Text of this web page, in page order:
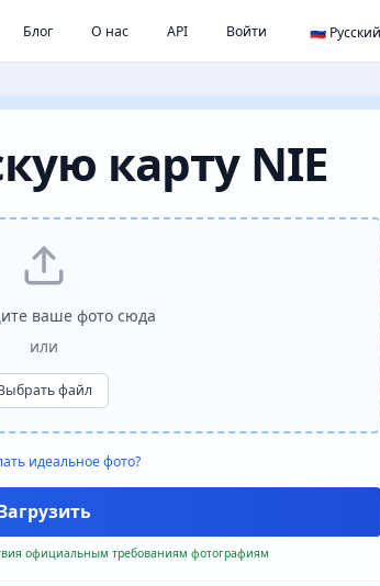
Блог
О нас API Войти
карту NIE
ваше фото сюда
или
файл
идеальное фото?
официальным требованиям фотографиям